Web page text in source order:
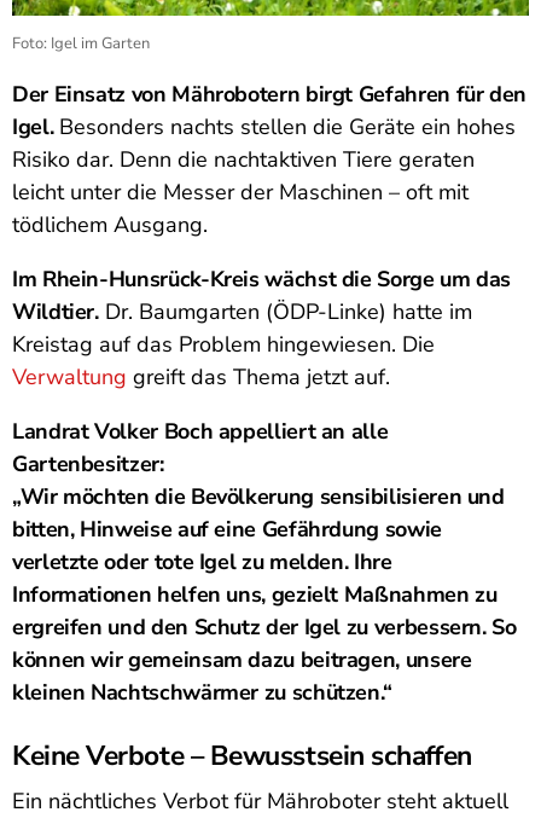
Foto: Igel im Garten
Der Einsatz von Mährobotern birgt Gefahren für den
Igel.Besonders nachts stellen die Geräte ein hohes
Risiko dar. Denn die nachtaktiven Tiere geraten
leicht unter die Messer der Maschinen – oft mit
tödlichem Ausgang.
Im Rhein-Hunsrück-Kreis wächst die Sorge um das
Wildtier.Dr. Baumgarten (ÖDP-Linke) hatte im
Kreistag auf das Problem hingewiesen. Die
Verwaltung greift das Thema jetzt auf.
Landrat Volker Boch appelliert an alle
Gartenbesitzer:
„Wir möchten die Bevölkerung sensibilisieren und
bitten, Hinweise auf eine Gefährdung sowie
verletzte oder tote Igel zu melden. Ihre
Informationen helfen uns, gezielt Maßnahmen zu
ergreifen und den Schutz der Igel zu verbessern. So
können wir gemeinsam dazu beitragen, unsere
kleinen Nachtschwärmer zu schützen.“
Keine Verbote – Bewusstsein schaffen
Ein nächtliches Verbot für Mähroboter steht aktuell